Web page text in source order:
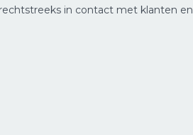
in contact met klanten en